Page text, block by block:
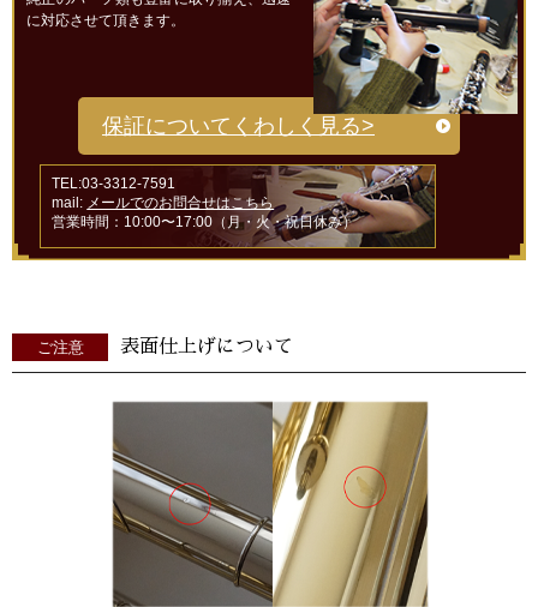
に対応させて頂きます。
保証についてくわしく見る>
TEL:03-3312-7591
mail: メールでのお問合せはこちら
営業時間：10:00〜17:00（月・火・祝日休み）
ご注意 表面仕上げについて